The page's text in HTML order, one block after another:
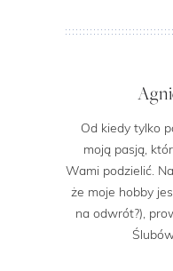
Od kiedy tylko
moją pasją,
Wami podzielić.
że moje hobby
na odwrót?),